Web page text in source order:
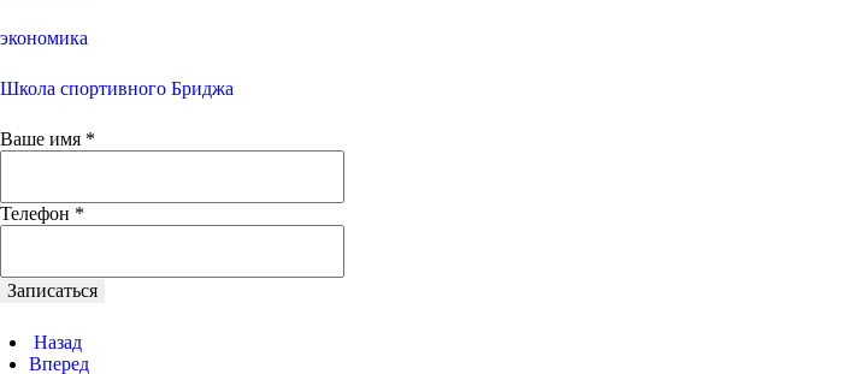
экономика
Школа спортивного Бриджа
Ваше имя *
Телефон *
Записаться
Назад
Вперед